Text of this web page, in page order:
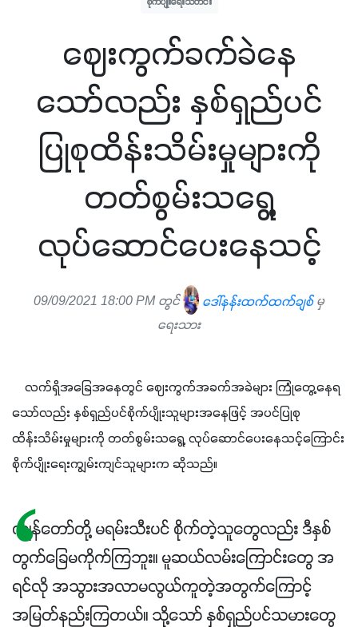
ဈေးကွက်ခက်ခဲနေ
သော်လည်း နှစ်ရှည်ပင်
ပြုစုထိန်းသိမ်းမှုများကို
တတ်စွမ်းသရွေ့
လုပ်ဆောင်ပေးနေသင့်
09/09/2021 18:00 PM တွင် ဒေါ်နန်းထက်ထက်ချစ်မှ
ရေးသား
လက်ရှိအခြေအနေတွင် ဈေးကွက်အခက်အခဲများ ကြုံတွေ့နေရ
သော်လည်း နှစ်ရှည်ပင်စိုက်ပျိုးသူများအနေဖြင့် အပင်ပြုစု
ထိန်းသိမ်းမှုများကို တတ်စွမ်းသရွေ့ လုပ်ဆောင်ပေးနေသင့်ကြောင်း
စိုက်ပျိုးရေးကျွမ်းကျင်သူများက ဆိုသည်။
ကျွန်တော်တို့ မရမ်းသီးပင် စိုက်တဲ့သူတွေလည်း ဒီနှစ်
တွက်ခြေမကိုက်ကြဘူး။ မူဆယ်လမ်းကြောင်းတွေ အ
ရင်လို အသွားအလာမလွယ်ကူတဲ့အတွက်ကြောင့်
အမြတ်နည်းကြတယ်။ သို့သော် နှစ်ရှည်ပင်သမားတွေ